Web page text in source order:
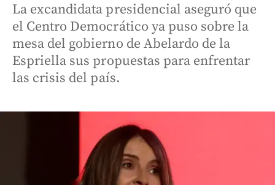
La excandidata presidencial aseguró que
el Centro Democrático ya puso sobre la
mesa del gobierno de Abelardo de la
Espriella sus propuestas para enfrentar
las crisis del país.